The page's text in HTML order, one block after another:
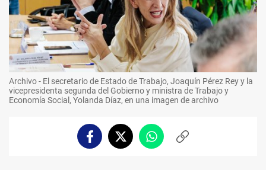
Archivo - El secretario de Estado de Trabajo, Joaquín Pérez Rey y la
vicepresidenta segunda del Gobierno y ministra de Trabajo y
Economía Social, Yolanda Díaz, en una imagen de archivo
FacebookTwitterWhatsappCopiar